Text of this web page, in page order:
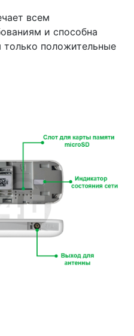
всем
и способна
только положительные